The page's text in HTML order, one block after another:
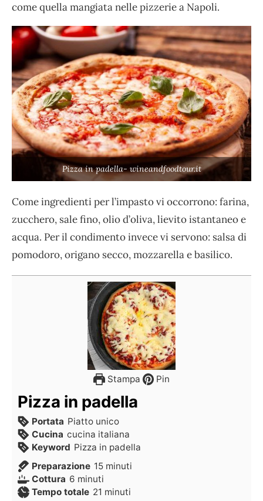
come quella mangiata nelle pizzerie a Napoli.
Pizza in padella- wineandfoodtour.it
Come ingredienti per l’impasto vi occorrono: farina,
zucchero, sale fino, olio d’oliva, lievito istantaneo e
acqua. Per il condimento invece vi servono: salsa di
pomodoro, origano secco, mozzarella e basilico.
Stampa Pin
Pizza in padella
Portata Piatto unico
Cucina cucina italiana
Keyword Pizza in padella
Preparazione 15 minuti
Cottura 6 minuti
Tempo totale 21 minuti